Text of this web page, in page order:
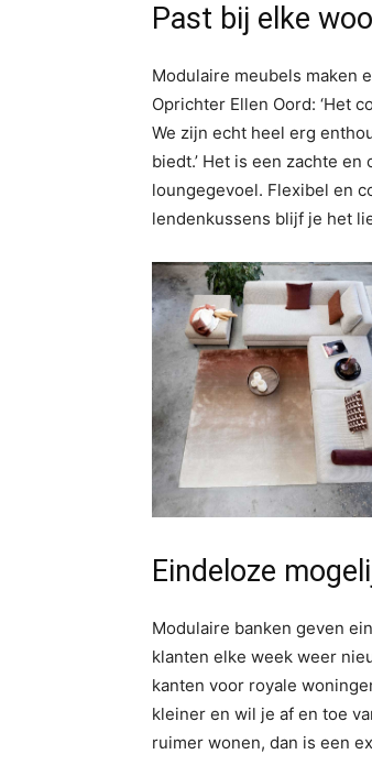
Past bij elke
Modulaire meubels maken
Oprichter Ellen Oord: ‘Het
We zijn echt heel erg
biedt.’ Het is een zachte
loungegevoel. Flexibel en
lendenkussens blijf je het
Eindeloze
Modulaire banken geven
klanten elke week weer
kanten voor royale
kleiner en wil je af en toe
ruimer wonen, dan is een